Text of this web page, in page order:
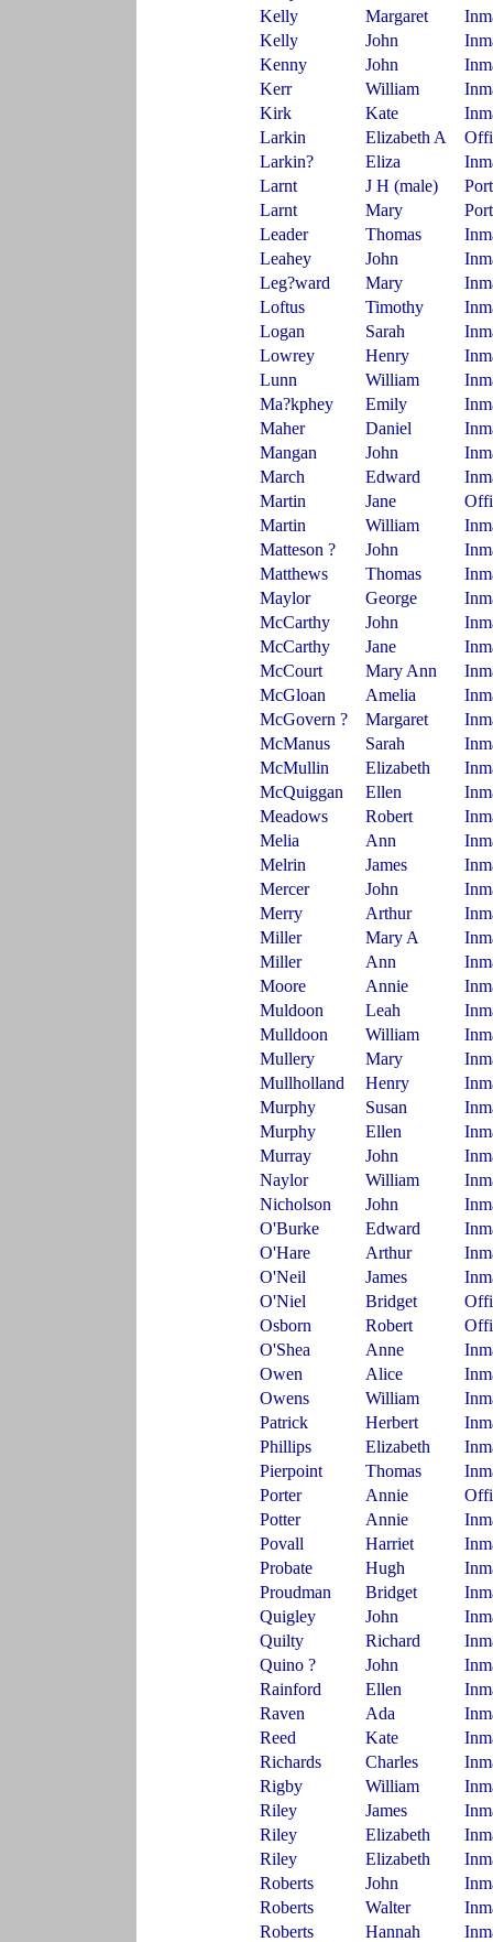
Kelly
Margaret
Kelly
John
Kenny
John
Kerr
William
Kirk
Kate
Larkin
Elizabeth A
Larkin?
Eliza
Larnt
J H (male)
Larnt
Mary
Leader
Thomas
Leahey
John
Leg?ward
Mary
Loftus
Timothy
Logan
Sarah
Lowrey
Henry
Lunn
William
Ma?kphey
Emily
Maher
Daniel
Mangan
John
March
Edward
Martin
Jane
Martin
William
Matteson ?
John
Matthews
Thomas
Maylor
George
McCarthy
John
McCarthy
Jane
McCourt
Mary Ann
McGloan
Amelia
McGovern ?
Margaret
McManus
Sarah
McMullin
Elizabeth
McQuiggan
Ellen
Meadows
Robert
Melia
Ann
Melrin
James
Mercer
John
Merry
Arthur
Miller
Mary A
Miller
Ann
Moore
Annie
Muldoon
Leah
Mulldoon
William
Mullery
Mary
Mullholland
Henry
Murphy
Susan
Murphy
Ellen
Murray
John
Naylor
William
Nicholson
John
O'Burke
Edward
O'Hare
Arthur
O'Neil
James
O'Niel
Bridget
Osborn
Robert
O'Shea
Anne
Owen
Alice
Owens
William
Patrick
Herbert
Phillips
Elizabeth
Pierpoint
Thomas
Porter
Annie
Potter
Annie
Povall
Harriet
Probate
Hugh
Proudman
Bridget
Quigley
John
Quilty
Richard
Quino ?
John
Rainford
Ellen
Raven
Ada
Reed
Kate
Richards
Charles
Rigby
William
Riley
James
Riley
Elizabeth
Riley
Elizabeth
Roberts
John
Roberts
Walter
Roberts
Hannah